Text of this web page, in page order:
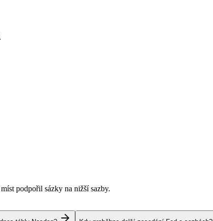
podpořil sázky na nižší sazby.